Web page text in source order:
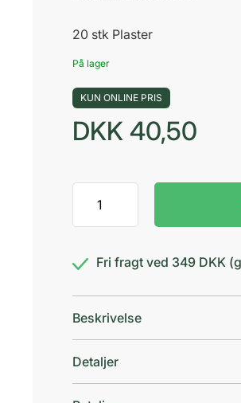
20 stk Plaster
På lager
KUN ONLINE PRIS
DKK 40,50
Aqua
Prot.
20s
Fri fragt ved 349 DKK
Beskrivelse
Detaljer